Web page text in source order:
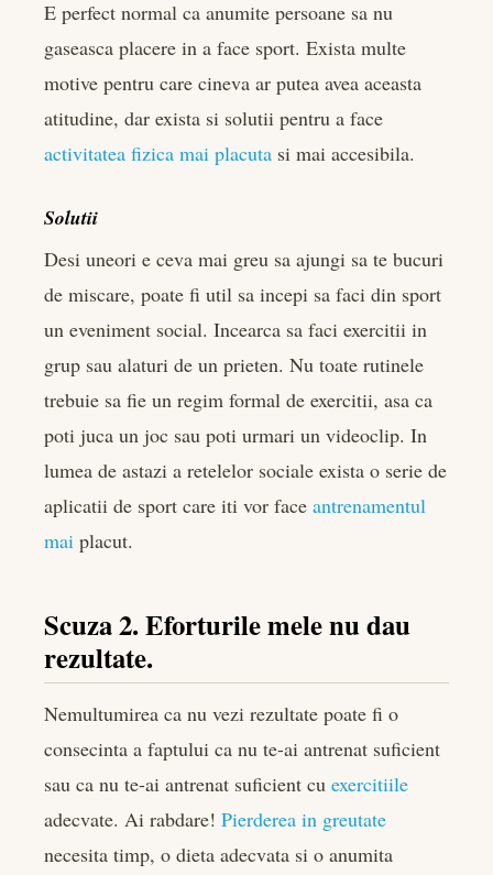
E perfect normal ca anumite persoane sa nu
gaseasca placere in a face sport. Exista multe
motive pentru care cineva ar putea avea aceasta
atitudine, dar exista si solutii pentru a face
activitatea fizica mai placuta si mai accesibila.
Solutii
Desi uneori e ceva mai greu sa ajungi sa te bucuri
de miscare, poate fi util sa incepi sa faci din sport
un eveniment social. Incearca sa faci exercitii in
grup sau alaturi de un prieten. Nu toate rutinele
trebuie sa fie un regim formal de exercitii, asa ca
poti juca un joc sau poti urmari un videoclip. In
lumea de astazi a retelelor sociale exista o serie de
aplicatii de sport care iti vor face antrenamentul
mai placut.
Scuza 2. Eforturile mele nu dau
rezultate.
Nemultumirea ca nu vezi rezultate poate fi o
consecinta a faptului ca nu te-ai antrenat suficient
sau ca nu te-ai antrenat suficient cu exercitiile
adecvate. Ai rabdare! Pierderea in greutate
necesita timp, o dieta adecvata si o anumita